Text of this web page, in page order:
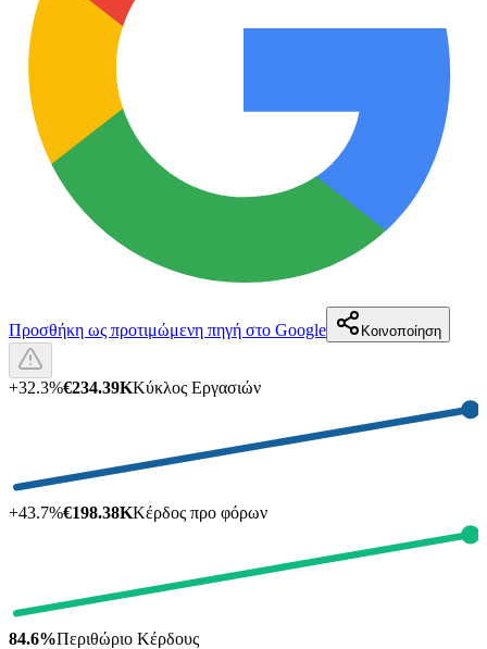
Προσθήκη ως προτιμώμενη πηγή στο Google Κοινοποίηση
+32.3%€234.39KΚύκλος Εργασιών
+43.7%€198.38KΚέρδος προ φόρων
84.6%Περιθώριο Κέρδους